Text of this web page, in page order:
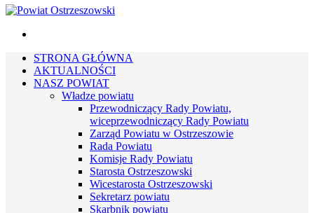
STRONA GŁÓWNA
AKTUALNOŚCI
NASZ POWIAT
Władze powiatu
Przewodniczący Rady Powiatu,
wiceprzewodniczący Rady Powiatu
Zarząd Powiatu w Ostrzeszowie
Rada Powiatu
Komisje Rady Powiatu
Starosta Ostrzeszowski
Wicestarosta Ostrzeszowski
Sekretarz powiatu
Skarbnik powiatu